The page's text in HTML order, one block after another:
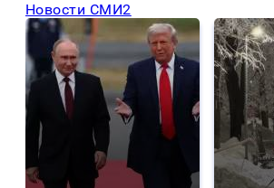
Новости СМИ2